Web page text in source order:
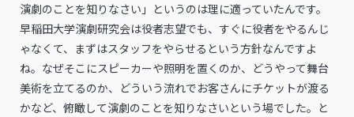
演劇のことを知りなさい」というのは理に適っていたんです。
早稲田大学演劇研究会は役者志望でも、すぐに役者をやるんじ
ゃなくて、まずはスタッフをやらせるという方針なんですよ
ね。なぜそこにスピーカーや照明を置くのか、どうやって舞台
美術を立てるのか、どういう流れでお客さんにチケットが渡る
かなど、俯瞰して演劇のことを知りなさいという場でした。と